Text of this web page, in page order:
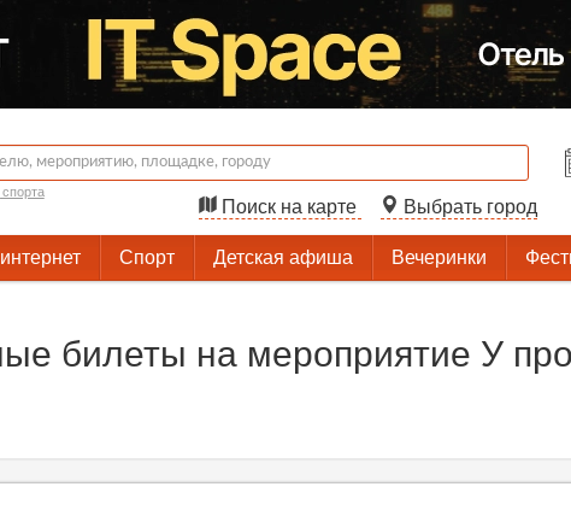
Поиск на карте Выбрать город
Спорт Детская афиша Вечеринки
билеты на мероприятие У